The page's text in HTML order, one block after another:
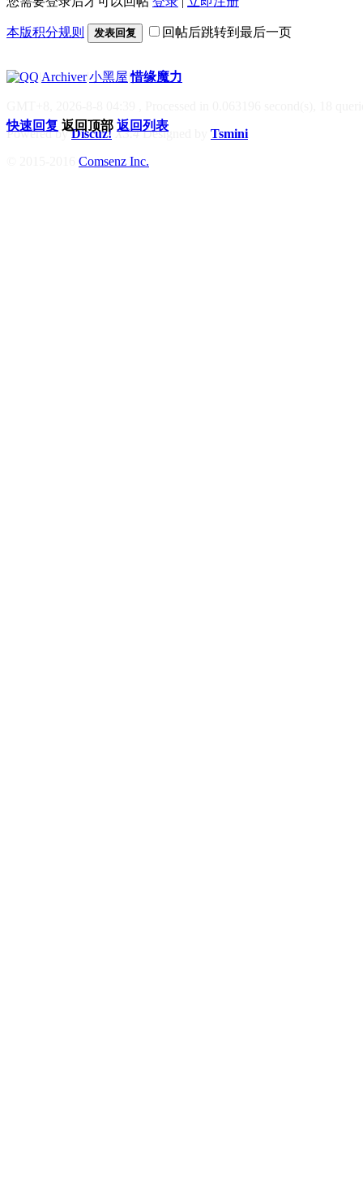
本版积分规则 发表回复 回帖后跳转到最后一页
Archiver|小黑屋|惜缘魔力
Powered byDiscuz! X3.4Designed by Tsmini
Comsenz Inc.
快速回复 返回顶部 返回列表